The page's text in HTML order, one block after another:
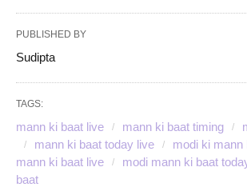
PUBLISHED BY
Sudipta
TAGS:
mann ki baat live mann ki baat timing
mann ki baat today live
modi ki mann
mann ki baat live
modi mann ki baat
baat